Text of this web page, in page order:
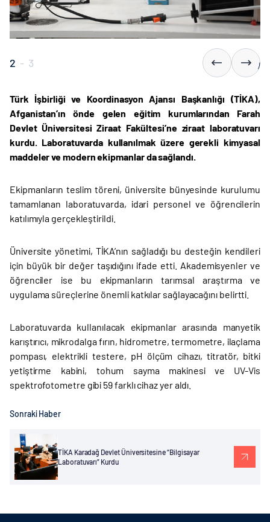
2 - 3
Türk İşbirliği ve Koordinasyon Ajansı Başkanlığı (TİKA),
Afganistan’ın önde gelen eğitim kurumlarından Farah
Devlet Üniversitesi Ziraat Fakültesi’ne ziraat laboratuvarı
kurdu. Laboratuvarda kullanılmak üzere gerekli kimyasal
maddeler ve modern ekipmanlar da sağlandı.
Ekipmanların teslim töreni, üniversite bünyesinde kurulumu
tamamlanan laboratuvarda, idari personel ve öğrencilerin
katılımıyla gerçekleştirildi.
Üniversite yönetimi, TİKA’nın sağladığı bu desteğin kendileri
için büyük bir değer taşıdığını ifade etti. Akademisyenler ve
öğrenciler ise bu ekipmanların tarımsal araştırma ve
uygulama süreçlerine önemli katkılar sağlayacağını belirtti.
Laboratuvarda kullanılacak ekipmanlar arasında manyetik
karıştırıcı, mikrodalga fırın, hidrometre, termometre, ilaçlama
pompası, elektrikli testere, pH ölçüm cihazı, titratör, bitki
yetiştirme kabini, tohum sayma makinesi ve UV-Vis
spektrofotometre gibi 59 farklı cihaz yer aldı.
Sonraki Haber
TİKA Karadağ Devlet Üniversitesine “Bilgisayar
Laboratuvarı” Kurdu